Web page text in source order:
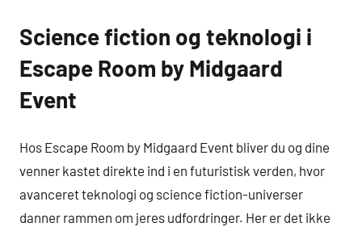
Science fiction og teknologi i
Escape Room by Midgaard
Event
Hos Escape Room by Midgaard Event bliver du og dine
venner kastet direkte ind i en futuristisk verden, hvor
avanceret teknologi og science fiction-universer
danner rammen om jeres udfordringer. Her er det ikke